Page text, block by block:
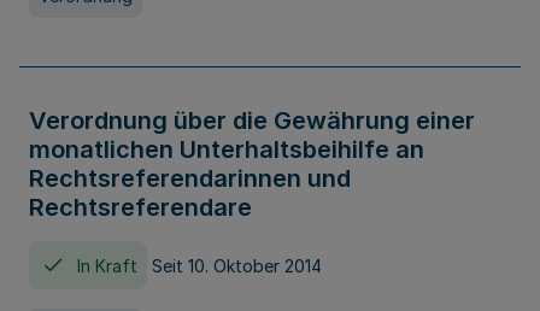
Verordnung über die Gewährung einer
monatlichen Unterhaltsbeihilfe an
Rechtsreferendarinnen und
Rechtsreferendare
In Kraft Seit 10. Oktober 2014